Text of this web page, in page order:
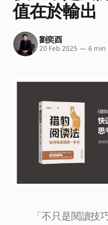
值在於輸出
劉奕酉
20 Feb 2025 — 6 min
「不只是閱讀技